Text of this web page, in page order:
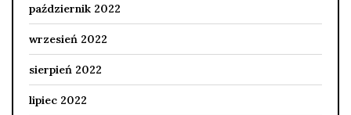
październik 2022
wrzesień 2022
sierpień 2022
lipiec 2022